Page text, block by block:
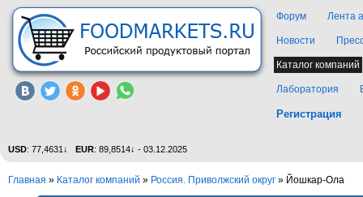
Форум Лента
Новости
Каталог компаний
Лаборатория
Регистрация
USD: 77,4631↓ EUR: 89,8514↓ - 03.12.2025
Главная » Каталог компаний » Россия. Приволжский округ » Йошкар-Ола